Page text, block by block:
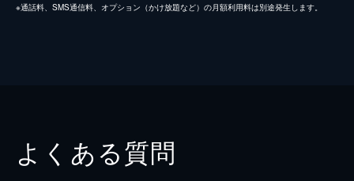
※通話料、SMS通信料、オプション（かけ放題など）の月額利用料は別途発生します。
よくある質問